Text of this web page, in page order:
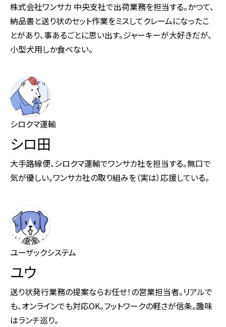
株式会社ワンサカ 中央支社で出荷業務を担当する。かつて、
納品書と送り状のセット作業をミスしてクレームになったこ
とがあり、事あるごとに思い出す。ジャーキーが大好きだが、
小型犬用しか食べない。
シロクマ運輸
シロ田
大手路線便、シロクマ運輸でワンサカ社を担当する。無口で
気が優しい。ワンサカ社の取り組みを（実は）応援している。
ユーザックシステム
ユウ
送り状発行業務の提案ならお任せ！の営業担当者。リアルで
も、オンラインでも対応OK。フットワークの軽さが信条。趣味
はランチ巡り。